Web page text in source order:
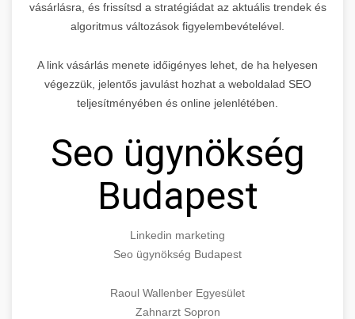
vásárlásra, és frissítsd a stratégiádat az aktuális trendek és
algoritmus változások figyelembevételével.
A link vásárlás menete időigényes lehet, de ha helyesen
végezzük, jelentős javulást hozhat a weboldalad SEO
teljesítményében és online jelenlétében.
Seo ügynökség
Budapest
Linkedin marketing
Seo ügynökség Budapest
Raoul Wallenber Egyesület
Zahnarzt Sopron